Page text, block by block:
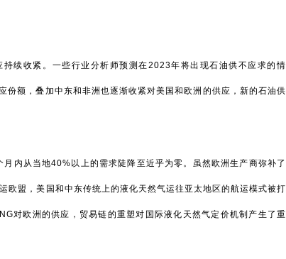
续收紧。一些行业分析师预测在2023年将出现石油供不应求的情
份额，叠加中东和非洲也逐渐收紧对美国和欧洲的供应，新的石油供
内从当地40%以上的需求陡降至近乎为零。虽然欧洲生产商弥补了
欧盟，美国和中东传统上的液化天然气运往亚太地区的航运模式被打
对欧洲的供应，贸易链的重塑对国际液化天然气定价机制产生了重